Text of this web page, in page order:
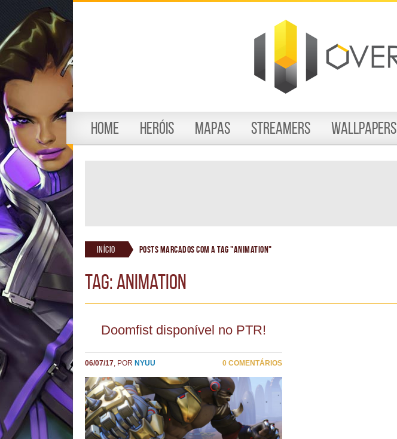
Home Heróis Mapas Streamers Wallpapers
Início Posts marcados com a tag "animation"
TAG: animation
Doomfist disponível no PTR!
06/07/17, POR NYUU 0 COMENTÁRIOS